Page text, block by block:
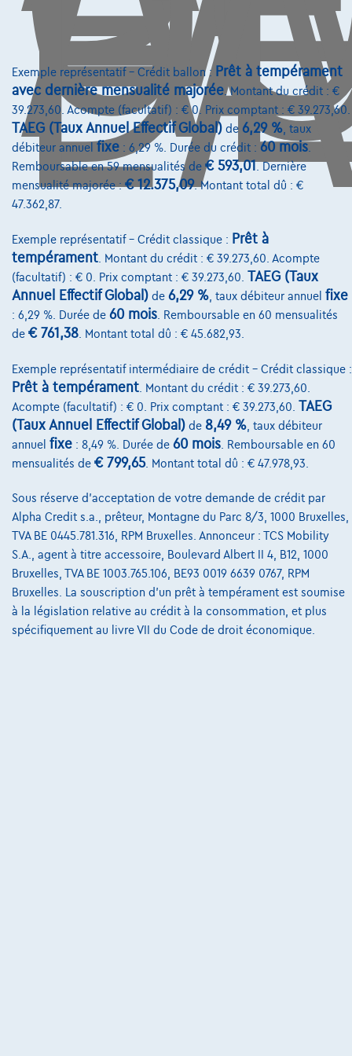
Honda HR-V
1.5 i-VTEC ELEGANCE
05/2018
70.357 km Essence Manuelle 96 kW ( 130 CV )
€14.490 1
Découvrez l’exemple chiffré complet
8520 Kuurne,garage Moyaert
Comparer
Voir le véhicule
Exemple représentatif – Crédit ballon : Prêt à tempérament
avec dernière mensualité majorée. Montant du crédit : €
39.273,60. Acompte (facultatif) : € 0. Prix comptant : € 39.273,60.
TAEG (Taux Annuel Effectif Global) de 6,29 % , taux
débiteur annuel fixe : 6,29 %. Durée du crédit : 60 mois
Remboursable en 59 mensualités de € 593,01 . Dernière
mensualité majorée :€ 12.375,09. Montant total dû : €
47.362,87.
Exemple représentatif – Crédit classique : Prêt à
tempérament . Montant du crédit : € 39.273,60. Acompte
(facultatif) : € 0. Prix comptant : € 39.273,60. TAEG (Taux
Annuel Effectif Global) de 6,29 % , taux débiteur annuel fixe
: 6,29 %. Durée de 60 mois . Remboursable en 60 mensualités
de € 761,38 . Montant total dû : € 45.682,93.
Exemple représentatif intermédiaire de crédit – Crédit classique :
Prêt à tempérament . Montant du crédit : € 39.273,60.
Acompte (facultatif) : € 0. Prix comptant : € 39.273,60. TAEG
(Taux Annuel Effectif Global) de 8,49 % , taux débiteur
annuel fixe : 8,49 %. Durée de 60 mois . Remboursable en 60
mensualités de € 799,65. Montant total dû : € 47.978,93.
Sous réserve d'acceptation de votre demande de crédit par
Alpha Credit s.a., prêteur, Montagne du Parc 8/3, 1000 Bruxelles,
TVA BE 0445.781.316, RPM Bruxelles. Annonceur : TCS Mobility
S.A., agent à titre accessoire, Boulevard Albert II 4, B12, 1000
Bruxelles, TVA BE 1003.765.106, BE93 0019 6639 0767, RPM
Bruxelles. La souscription d'un prêt à tempérament est soumise
à la législation relative au crédit à la consommation, et plus
spécifiquement au livre VII du Code de droit économique.